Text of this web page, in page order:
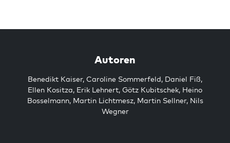
Autoren
Benedikt Kaiser, Caroline Sommerfeld, Daniel Fiß,
Ellen Kositza, Erik Lehnert, Götz Kubitschek, Heino
Bosselmann, Martin Lichtmesz, Martin Sellner, Nils
Wegner